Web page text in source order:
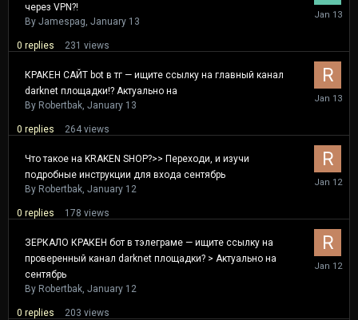
через VPN?!
By Jamespag January 13
0 replies 231 views
January
13
КРАКЕН САЙТ bot в тг — ищите ссылку на главный канал
darknet площадки!? Актуально на
By Robertbak January 13
0 replies 264 views
January
13
Что такое на KRAKEN SHOP?>> Переходи, и изучи
подробные инструкции для входа сентябрь
By Robertbak January 12
0 replies 178 views
January
12
ЗЕРКАЛО КРАКЕН бот в тэлеграме — ищите ссылку на
проверенный канал darknet площадки? > Актуально на
сентябрь
By Robertbak January 12
0 replies 203 views
January
12